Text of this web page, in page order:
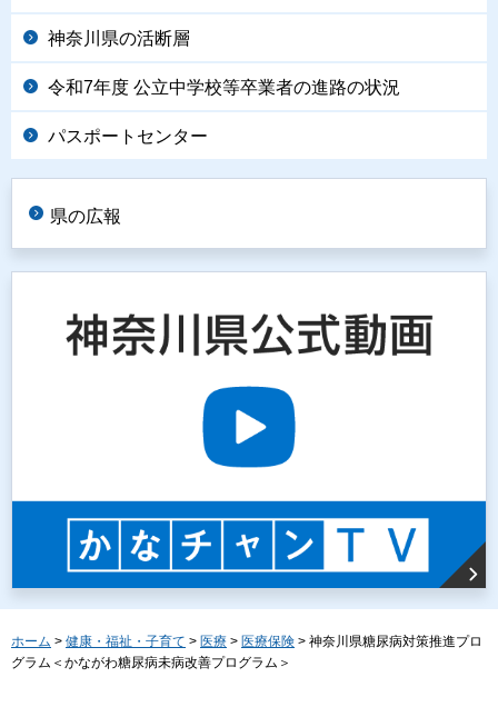
神奈川県の活断層
令和7年度 公立中学校等卒業者の進路の状況
パスポートセンター
県の広報
ホーム > 健康・福祉・子育て > 医療 > 医療保険 > 神奈川県糖尿病対策推進プロ
グラム＜かながわ糖尿病未病改善プログラム＞